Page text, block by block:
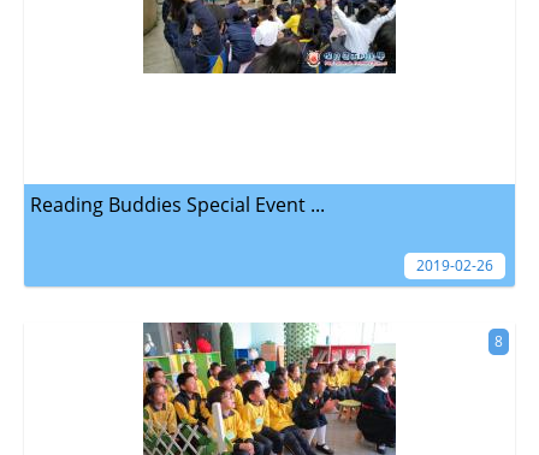
Reading Buddies Special Event ...
2019-02-26
8